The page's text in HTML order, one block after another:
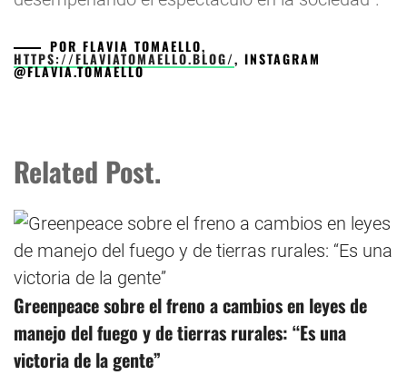
POR FLAVIA TOMAELLO,
HTTPS://FLAVIATOMAELLO.BLOG/, INSTAGRAM
@FLAVIA.TOMAELLO
Related Post.
Greenpeace sobre el freno a cambios en leyes de
manejo del fuego y de tierras rurales: “Es una
victoria de la gente”